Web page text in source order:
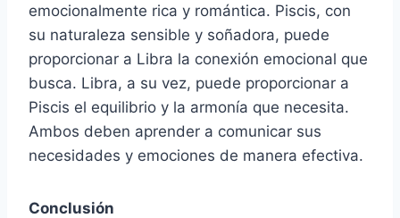
emocionalmente rica y romántica. Piscis, con
su naturaleza sensible y soñadora, puede
proporcionar a Libra la conexión emocional que
busca. Libra, a su vez, puede proporcionar a
Piscis el equilibrio y la armonía que necesita.
Ambos deben aprender a comunicar sus
necesidades y emociones de manera efectiva.
Conclusión